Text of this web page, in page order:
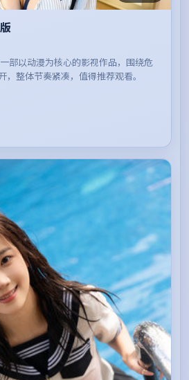
部以动漫为核心的影视作品，围绕危
整体节奏紧凑，值得推荐观看。